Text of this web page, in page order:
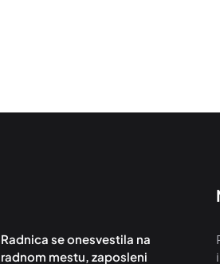
Radnica se onesvestila na
radnom mestu, zaposleni